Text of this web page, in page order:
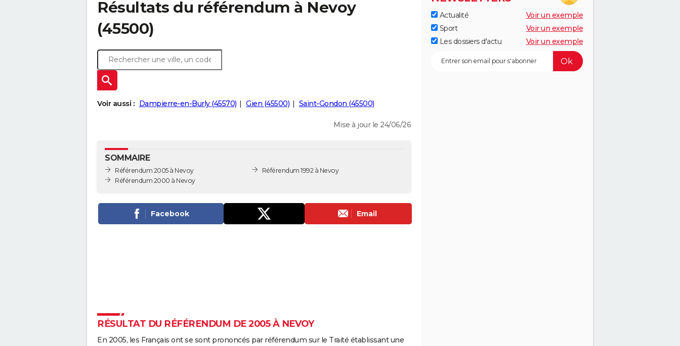
Résultats du référendum à Nevoy
(45500)
Voir aussi : Dampierre-en-Burly (45570) Gien (45500) Saint-Gondon (45500)
Mise à jour le 24/06/26
SOMMAIRE
Référendum 2005 à Nevoy
Référendum 2000 à Nevoy
Référendum 1992 à Nevoy
Facebook Email
RÉSULTAT DU RÉFÉRENDUM DE 2005 À NEVOY
En 2005, les Français ont se sont prononcés par référendum sur le Traité établissant une
Actualité
Voir un exemple
Sport
Voir un exemple
Les dossiers d'actu
Voir un exemple